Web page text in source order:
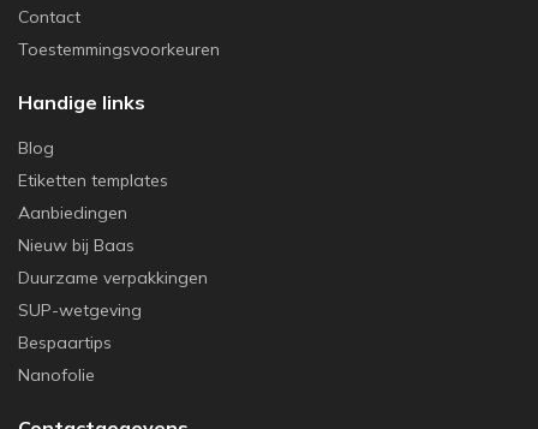
Contact
Toestemmingsvoorkeuren
Handige links
Blog
Etiketten templates
Aanbiedingen
Nieuw bij Baas
Duurzame verpakkingen
SUP-wetgeving
Bespaartips
Nanofolie